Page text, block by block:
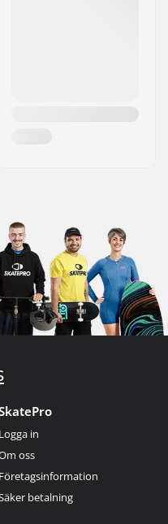
Logga in
oss
Företagsinformation
betalning